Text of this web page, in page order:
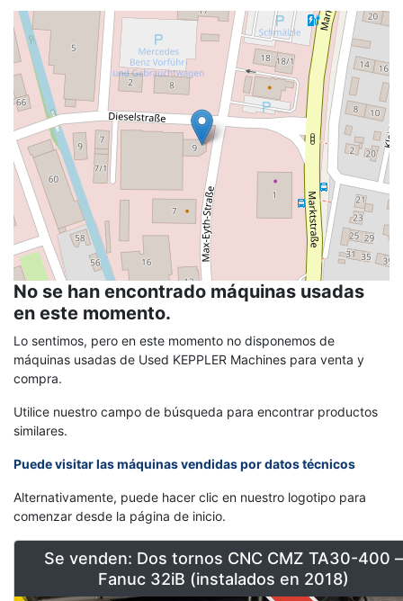
Geolocalización
No se han encontrado máquinas usadas
en este momento.
Lo sentimos, pero en este momento no disponemos de
máquinas usadas de Used KEPPLER Machines para venta y
compra.
Utilice nuestro campo de búsqueda para encontrar productos
similares.
Puede visitar las máquinas vendidas por datos técnicos
Alternativamente, puede hacer clic en nuestro logotipo para
comenzar desde la página de inicio.
Se venden: Dos tornos CNC CMZ TA30-400 –
Fanuc 32iB (instalados en 2018)